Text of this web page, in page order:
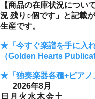
【商品の在庫状況につい
況 残り○個です」と記載
生産です。
★「今すぐ楽譜を手に入
（Golden Hearts
★「独奏楽器各種+ピアノ
2026年8月
日 月 火 水木金土